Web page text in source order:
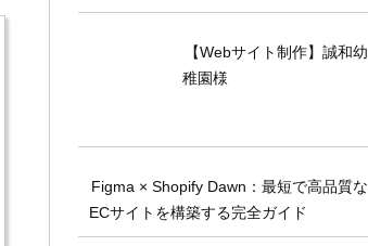
【Webサイト制作】誠和幼
稚園様
Figma × Shopify Dawn：最短で高品質な
ECサイトを構築する完全ガイド